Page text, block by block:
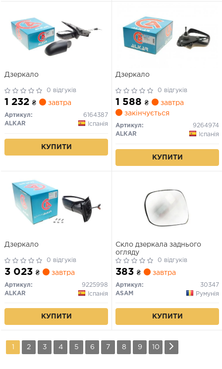
Дзеркало
0 відгуків
1 232 ₴ завтра
Артикул:
6164387
ALKAR
Іспанія
КУПИТИ
Дзеркало
0 відгуків
1 588 ₴
завтра
закінчується
Артикул:
9264974
ALKAR
Іспанія
КУПИТИ
Дзеркало
0 відгуків
3 023 ₴ завтра
Артикул:
9225998
ALKAR
Іспанія
КУПИТИ
Скло дзеркала заднього
огляду
0 відгуків
383 ₴ завтра
Артикул:
30347
ASAM
Румунія
КУПИТИ
1 2 3 4 5 6 7 8 9 10